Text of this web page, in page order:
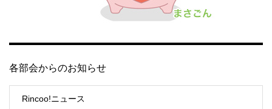
各部会からのお知らせ
Rincoo!ニュース